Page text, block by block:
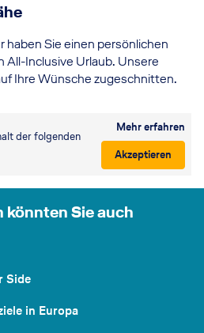
haben Sie einen persönlichen
All-Inclusive Urlaub. Unsere
Ihre Wünsche zugeschnitten.
der folgenden
Mehr erfahren
Akzeptieren
könnten Sie auch
Side
in Europa